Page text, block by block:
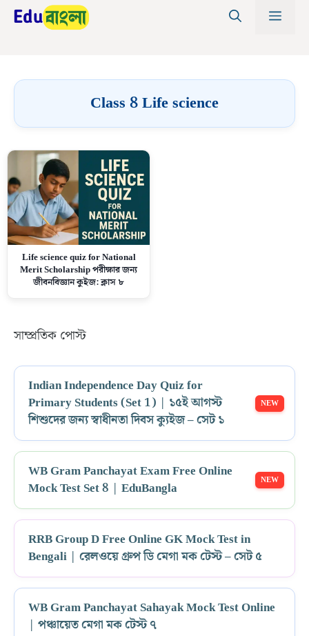
Skip
Class 8 Life science
Life science quiz for National
Merit Scholarship পরীক্ষার জন্য
জীবনবিজ্ঞান কুইজ: ক্লাস ৮
সাম্প্রতিক পোস্ট
Indian Independence Day Quiz for
Primary Students (Set 1) | ১৫ই আগস্ট
শিশুদের জন্য স্বাধীনতা দিবস ক্যুইজ – সেট ১
WB Gram Panchayat Exam Free Online
Mock Test Set 8 | EduBangla
RRB Group D Free Online GK Mock Test in
Bengali | রেলওয়ে গ্রুপ ডি মেগা মক টেস্ট – সেট ৫
WB Gram Panchayat Sahayak Mock Test Online
| পঞ্চায়েত মেগা মক টেস্ট ৭